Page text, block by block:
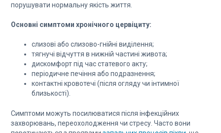
порушувати нормальну якість життя.
Основні симптоми хронічного цервіциту:
слизові або слизово-гнійні виділення;
тягнучі відчуття в нижній частині живота;
дискомфорт під час статевого акту;
періодичне печіння або подразнення;
контактні кровотечі (після огляду чи інтимної
близькості).
Симптоми можуть посилюватися після інфекційних
захворювань, переохолодження чи стресу. Часто вони